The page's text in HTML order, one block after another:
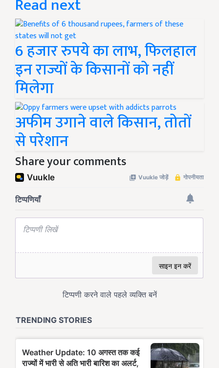
6 हजार रुपये का लाभ, फिलहाल
इन राज्यों के किसानों को नहीं
मिलेगा
अफीम उगाने वाले किसान, तोतों
से परेशान
Share your comments